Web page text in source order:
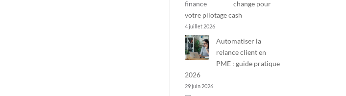
change pour
votre pilotage cash
4 juillet 2026
Automatiser la
relance client en
PME : guide pratique
2026
29 juin 2026